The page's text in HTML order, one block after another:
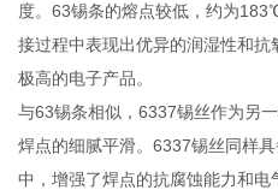
度。63锡条的熔点较低，约为
接过程中表现出优异的润湿性和
极高的电子产品。
与63锡条相似，6337锡丝作为另
焊点的细腻平滑。6337锡丝同样
中，增强了焊点的抗腐蚀能力和